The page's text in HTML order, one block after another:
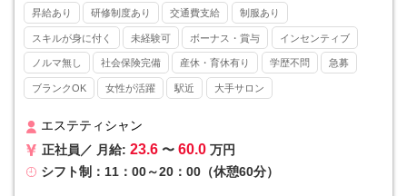
・カルテ作成
※お客様の8割以上がひげ脱毛です。
■■ メンズクリアとは ■■
メンズ美容が注目され始めた2013年にスタートし、現在では全国47
都道府県すべてに店舗をかまえるリーディングカンパニーとして高い
を集めています。
■■ 他社と差を付けるマーケティング力 ■■
自社のマーケティング部門によってYoutube、twitter（x）、Instagra
昇給あり 研修制度あり 交通費支給 制服あり
スキルが身に付く 未経験可 ボーナス・賞与 インセンティブ
ノルマ無し 社会保険完備 産休・育休有り 学歴不問 急募
ブランクOK 女性が活躍 駅近 大手サロン
エステティシャン
正社員／ 月給: 23.6 〜 60.0 万円
シフト制：11：00～20：00（休憩60分）